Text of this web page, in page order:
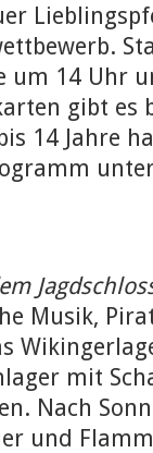
um 14 Uhr
gibt es
14 Jahre
Musik,
mit
Nach
und